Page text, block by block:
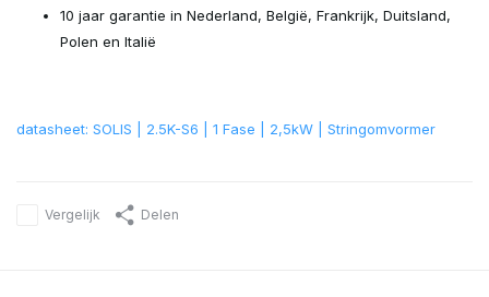
10 jaar garantie in Nederland, België, Frankrijk, Duitsland,
Polen en Italië
datasheet: SOLIS | 2.5K-S6 | 1 Fase | 2,5kW | Stringomvormer
Vergelijk Delen